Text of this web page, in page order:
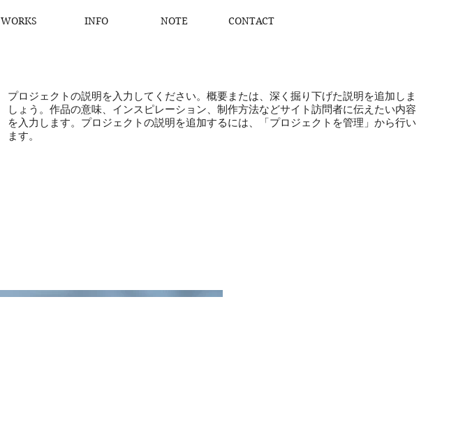
WORKS INFO NOTE CONTACT
プロジェクトの説明を入力してください。概要または、深く掘り下げた説明を追加しま
しょう。作品の意味、インスピレーション、制作方法などサイト訪問者に伝えたい内容
を入力します。プロジェクトの説明を追加するには、「プロジェクトを管理」から行い
ます。